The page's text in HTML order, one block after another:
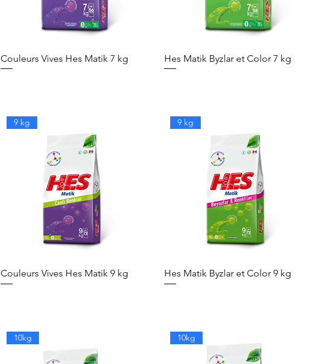
Couleurs Vives Hes Matik 7 kg Hes Matik Byzlar et Color 7 kg
9 kg
Couleurs Vives Hes Matik 9 kg
9 kg
Hes Matik Byzlar et Color 9 kg
10kg 10kg